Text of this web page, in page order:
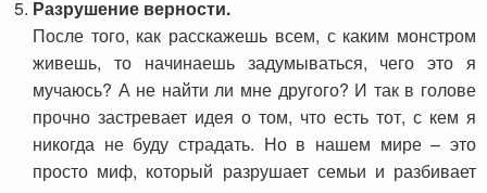
Разрушение верности.
После того, как расскажешь всем, с каким монстром
живешь, то начинаешь задумываться, чего это я
мучаюсь? А не найти ли мне другого? И так в голове
прочно застревает идея о том, что есть тот, с кем я
никогда не буду страдать. Но в нашем мире – это
просто миф, который разрушает семьи и разбивает